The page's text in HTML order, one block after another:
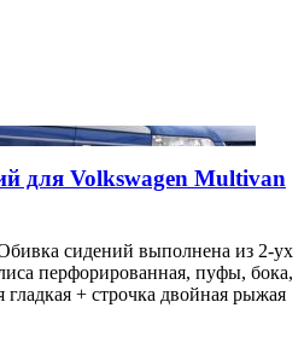
для Volkswagen Multivan
сидений выполнена из 2-ух
перфорированная, пуфы, бока,
гладкая + строчка двойная рыжая